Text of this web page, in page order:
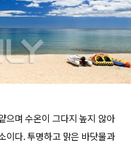
으며 수온이 그다지 높지 않아
이다. 투명하고 맑은 바닷물과